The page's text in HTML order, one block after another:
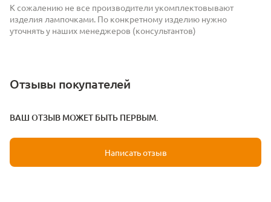
К сожалению не все производители укомплектовывают
изделия лампочками. По конкретному изделию нужно
уточнять у наших менеджеров (консультантов)
Отзывы покупателей
ВАШ ОТЗЫВ МОЖЕТ БЫТЬ ПЕРВЫМ.
Написать отзыв